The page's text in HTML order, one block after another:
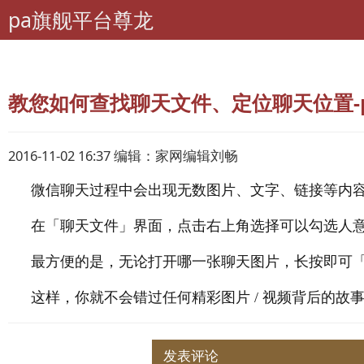
pa旗舰平台尊龙
pa旗舰平台尊龙 理财 网上课堂
教您如何查找聊天文件、定位聊天位置
2016-11-02 16:37 编辑：家网编辑刘畅
微信聊天过程中会出现无数图片、文字、链接等内
在「聊天文件」界面，点击右上角选择可以勾选人
最方便的是，无论打开哪一张聊天图片，长按即可
这样，你就不会错过任何精彩图片 / 视频背后的故
发表评论